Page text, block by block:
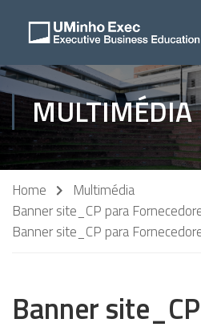
MULTIMÉDIA
Home
Multimédia
Banner site_CP para
Banner site_CP para
Banner